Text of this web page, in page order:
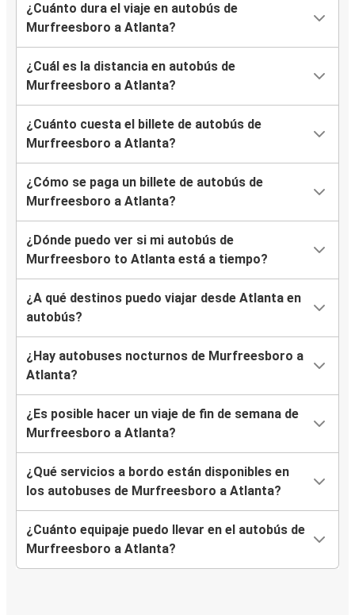
¿Cuánto dura el viaje en autobús de
Murfreesboro a Atlanta?
¿Cuál es la distancia en autobús de
Murfreesboro a Atlanta?
¿Cuánto cuesta el billete de autobús de
Murfreesboro a Atlanta?
¿Cómo se paga un billete de autobús de
Murfreesboro a Atlanta?
¿Dónde puedo ver si mi autobús de
Murfreesboro to Atlanta está a tiempo?
¿A qué destinos puedo viajar desde Atlanta en
autobús?
¿Hay autobuses nocturnos de Murfreesboro a
Atlanta?
¿Es posible hacer un viaje de fin de semana de
Murfreesboro a Atlanta?
¿Qué servicios a bordo están disponibles en
los autobuses de Murfreesboro a Atlanta?
¿Cuánto equipaje puedo llevar en el autobús de
Murfreesboro a Atlanta?